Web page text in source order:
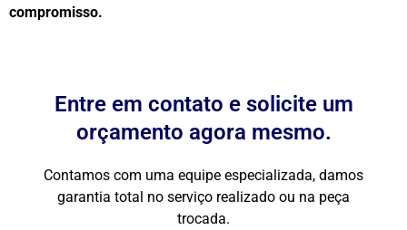
compromisso.
Entre em contato e solicite um
orçamento agora mesmo.
Contamos com uma equipe especializada, damos
garantia total no serviço realizado ou na peça
trocada.